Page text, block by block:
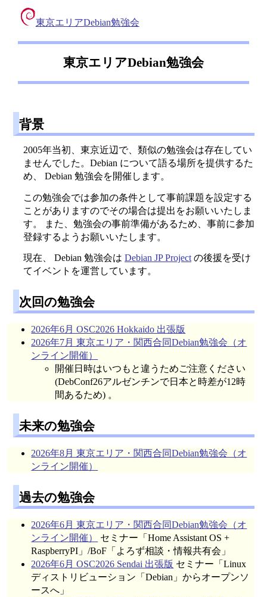
東京エリアDebian勉強会
東京エリアDebian勉強会
背景
2005年当初、東京近辺で、類似の勉強会は存在してい
ませんでした。Debian について語る場所を提供するた
め、 Debian 勉強会を開催します。
この勉強会では参加の条件として事前課題を設定する
ことがありますのでその場合は提出をお願いいたしま
す。 また、勉強会の事前準備があるため、事前に参加
登録するようお願いいたします。
現在、 Debian 勉強会は Debian JP Projectの後援を受け
てイベントを運営しています。
次回の勉強会
2026年6月 OSC2026 Hokkaido 出張版
2026年7月 東京エリア・関西合同Debian勉強会（オ
ンライン開催）
開催日時はいつもと違うためご注意ください
(DebConf26アルゼンチンで日本と時差が12時
間あるため) 。
未来の勉強会
2026年8月 東京エリア・関西合同Debian勉強会（オ
ンライン開催）
過去の勉強会
2026年6月 東京エリア・関西合同Debian勉強会（オ
ンライン開催）
セミナー「Home Assistant OS +
RaspberryPI」/BoF「よろず相談・情報共有会」
2026年6月 OSC2026 Sendai 出張版 セミナー「Linux
ディストリビューション「Debian」からオープンソ
ースへ」